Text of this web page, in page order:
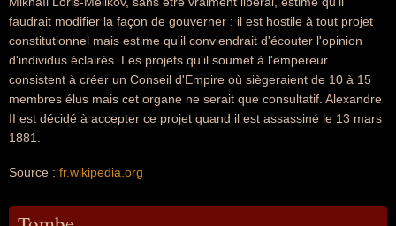
faudrait modifier la façon de gouverner : il est hostile à tout projet
constitutionnel mais estime qu'il conviendrait d'écouter l'opinion
d'individus éclairés. Les projets qu'il soumet à l'empereur
consistent à créer un Conseil d'Empire où siègeraient de 10 à 15
membres élus mais cet organe ne serait que consultatif. Alexandre
II est décidé à accepter ce projet quand il est assassiné le 13 mars
1881.
Source : fr.wikipedia.org